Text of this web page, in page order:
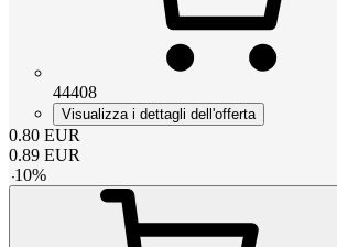
44408
Visualizza i dettagli dell'offerta
0.80 EUR
0.89 EUR
-10%